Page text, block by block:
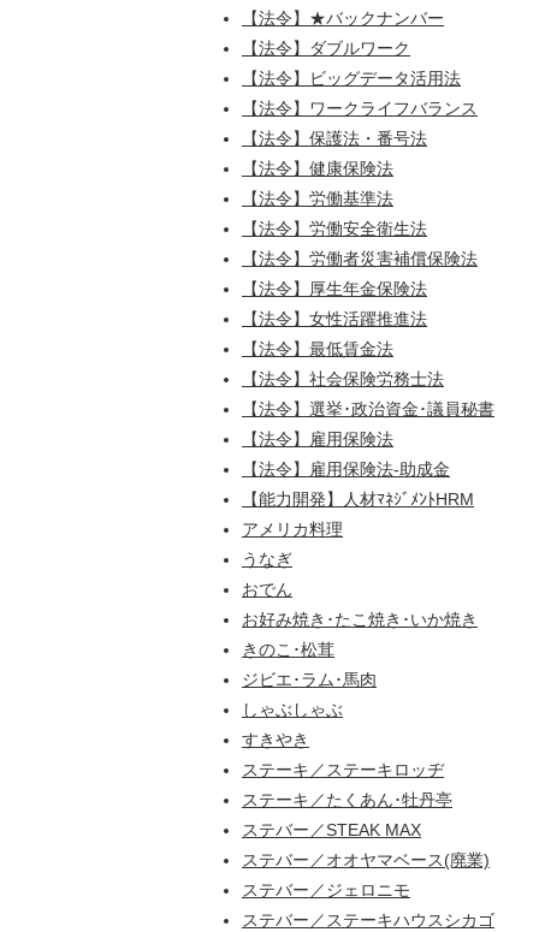
【法令】★バックナンバー
【法令】ダブルワーク
【法令】ビッグデータ活用法
【法令】ワークライフバランス
【法令】保護法・番号法
【法令】健康保険法
【法令】労働基準法
【法令】労働安全衛生法
【法令】労働者災害補償保険法
【法令】厚生年金保険法
【法令】女性活躍推進法
【法令】最低賃金法
【法令】社会保険労務士法
【法令】選挙･政治資金･議員秘書
【法令】雇用保険法
【法令】雇用保険法-助成金
【能力開発】人材ﾏﾈｼﾞﾒﾝﾄHRM
アメリカ料理
うなぎ
おでん
お好み焼き･たこ焼き･いか焼き
きのこ･松茸
ジビエ･ラム･馬肉
しゃぶしゃぶ
すきやき
ステーキ／ステーキロッヂ
ステーキ／たくあん･牡丹亭
ステバー／STEAK MAX
ステバー／オオヤマベース(廃業)
ステバー／ジェロニモ
ステバー／ステーキハウスシカゴ